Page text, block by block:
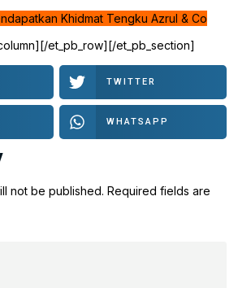
Khidmat Tengku Azrul & Co
et_pb_row][/et_pb_section]
TWITTER
WHATSAPP
not be published. Required fields are